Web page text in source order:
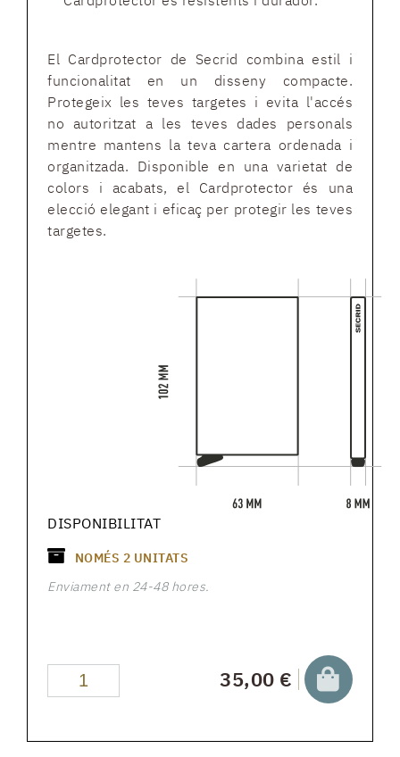
El Cardprotector de Secrid combina estil i
funcionalitat en un disseny compacte.
Protegeix les teves targetes i evita l'accés
no autoritzat a les teves dades personals
mentre mantens la teva cartera ordenada i
organitzada. Disponible en una varietat de
colors i acabats, el Cardprotector és una
elecció elegant i eficaç per protegir les teves
targetes.
DISPONIBILITAT
NOMÉS 2 UNITATS
Enviament en 24-48 hores.
35,00 €